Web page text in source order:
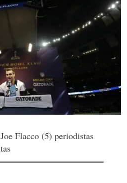
Flacco (5) periodistas